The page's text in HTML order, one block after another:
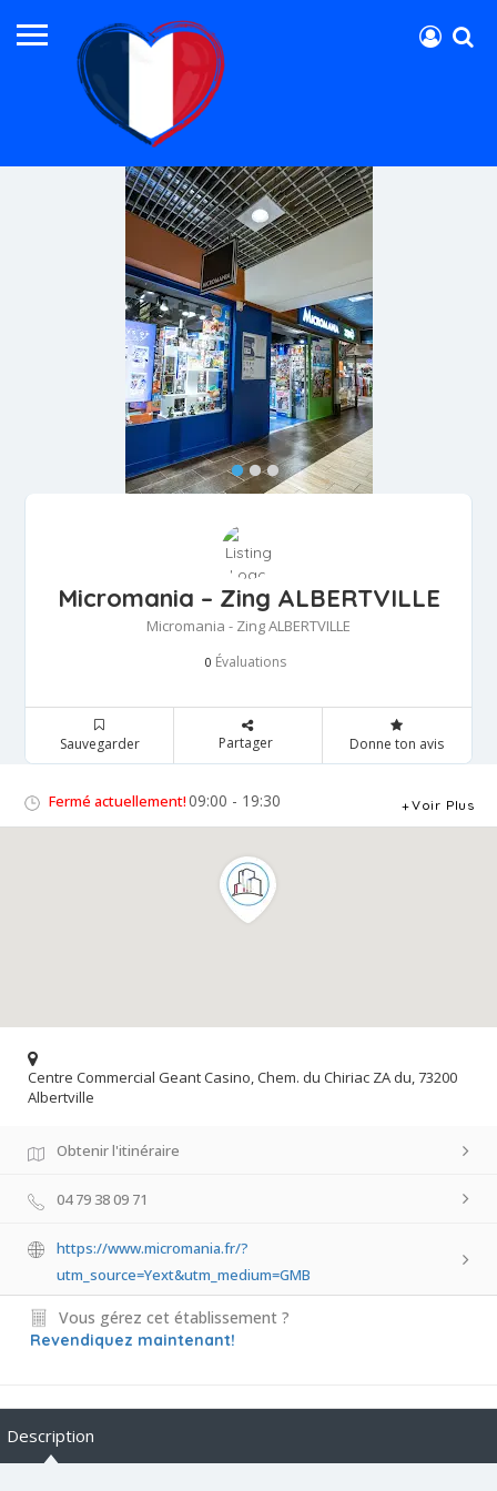
Micromania – Zing ALBERTVILLE
Micromania - Zing ALBERTVILLE
0 Évaluations
Sauvegarder Partager Donne ton avis
Fermé actuellement!09:00 - 19:30 Voir Plus
Centre Commercial Geant Casino, Chem. du Chiriac ZA du, 73200
Albertville
Obtenir l'itinéraire
04 79 38 09 71
https://www.micromania.fr/?
utm_source=Yext&utm_medium=GMB
Vous gérez cet établissement ?
Revendiquez maintenant!
Description